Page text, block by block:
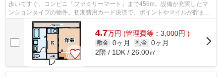
歩いてすぐ。コンビニ「ファミリーマート」まで456m。設備が充実したマ
ンションタイプの物件。初期費用カード決済で、ポイントやマイルが貯まり
ますよ。電車をよく使う方には、やはり2...
4.7万円 (管理費等：3,000円 )
敷金 0ヶ月 礼金 0ヶ月
2階 / 1DK / 26.00㎡